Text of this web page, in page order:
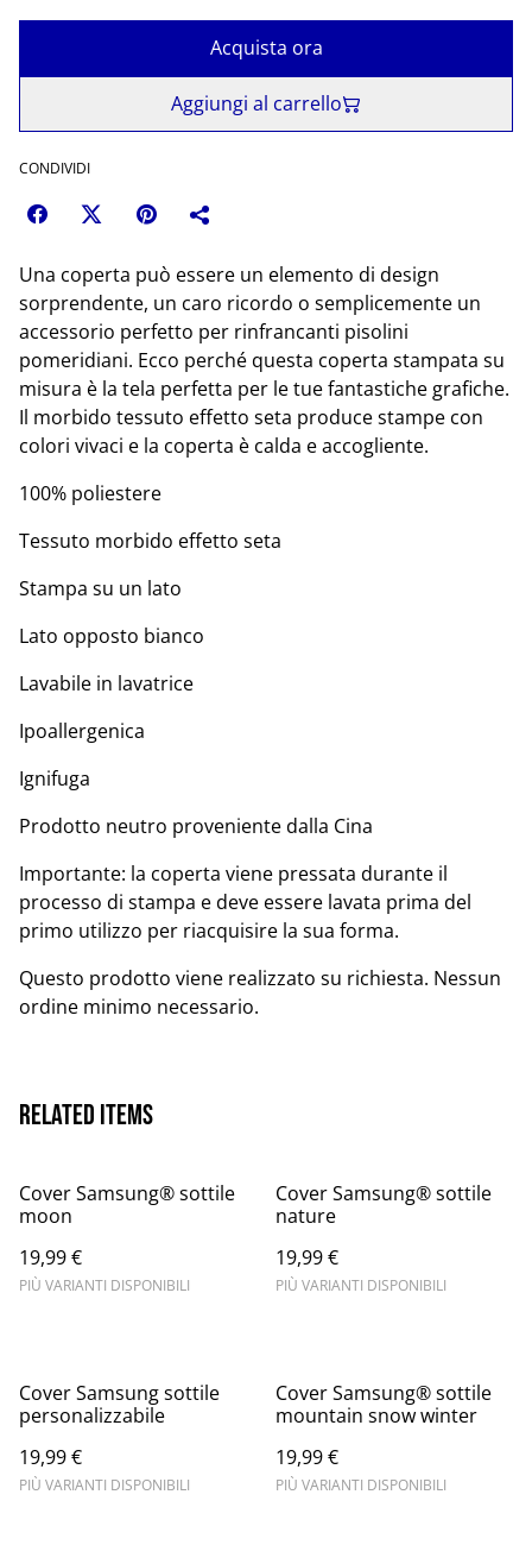
Acquista ora
Aggiungi al carrello
CONDIVIDI
Una coperta può essere un elemento di design
sorprendente, un caro ricordo o semplicemente un
accessorio perfetto per rinfrancanti pisolini
pomeridiani. Ecco perché questa coperta stampata su
misura è la tela perfetta per le tue fantastiche grafiche.
Il morbido tessuto effetto seta produce stampe con
colori vivaci e la coperta è calda e accogliente.
100% poliestere
Tessuto morbido effetto seta
Stampa su un lato
Lato opposto bianco
Lavabile in lavatrice
Ipoallergenica
Ignifuga
Prodotto neutro proveniente dalla Cina
Importante: la coperta viene pressata durante il
processo di stampa e deve essere lavata prima del
primo utilizzo per riacquisire la sua forma.
Questo prodotto viene realizzato su richiesta. Nessun
ordine minimo necessario.
Related items
Cover Samsung® sottile
moon
19,99 €
PIÙ VARIANTI DISPONIBILI
Cover Samsung® sottile
nature
19,99 €
PIÙ VARIANTI DISPONIBILI
Cover Samsung sottile
personalizzabile
19,99 €
PIÙ VARIANTI DISPONIBILI
Cover Samsung® sottile
mountain snow winter
19,99 €
PIÙ VARIANTI DISPONIBILI